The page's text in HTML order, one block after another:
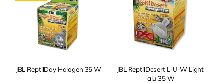
Abecedně
JBL ReptilDay Halogen 35 W
JBL ReptilDesert L-U-W Light
alu 35 W